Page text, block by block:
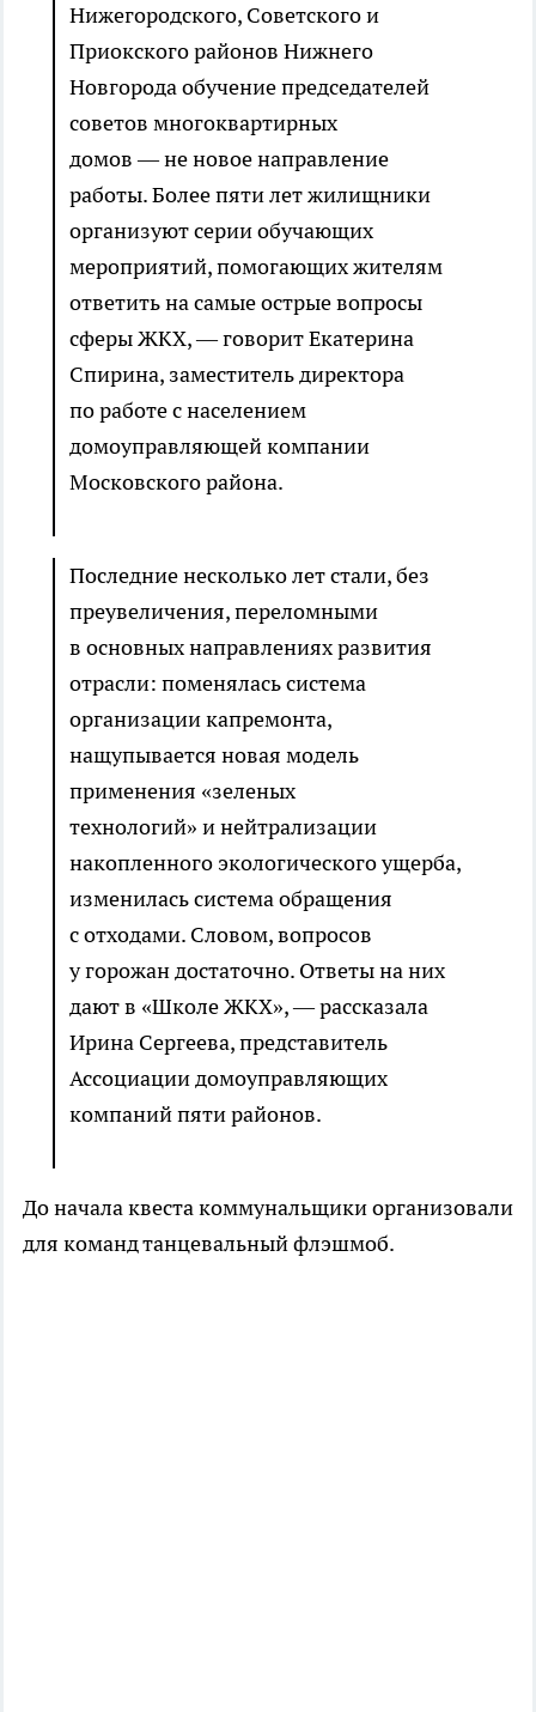
Нижегородского, Советского и
Приокского районов Нижнего
Новгорода обучение председателей
советов многоквартирных
домов — не новое направление
работы. Более пяти лет жилищники
организуют серии обучающих
мероприятий, помогающих жителям
ответить на самые острые вопросы
сферы ЖКХ, — говорит Екатерина
Спирина, заместитель директора
по работе с населением
домоуправляющей компании
Московского района.
Последние несколько лет стали, без
преувеличения, переломными
в основных направлениях развития
отрасли: поменялась система
организации капремонта,
нащупывается новая модель
применения «зеленых
технологий» и нейтрализации
накопленного экологического ущерба,
изменилась система обращения
с отходами. Словом, вопросов
у горожан достаточно. Ответы на них
дают в «Школе ЖКХ», — рассказала
Ирина Сергеева, представитель
Ассоциации домоуправляющих
компаний пяти районов.
До начала квеста коммунальщики организовали
для команд танцевальный флэшмоб.